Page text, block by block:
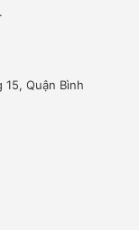
Quận Bình